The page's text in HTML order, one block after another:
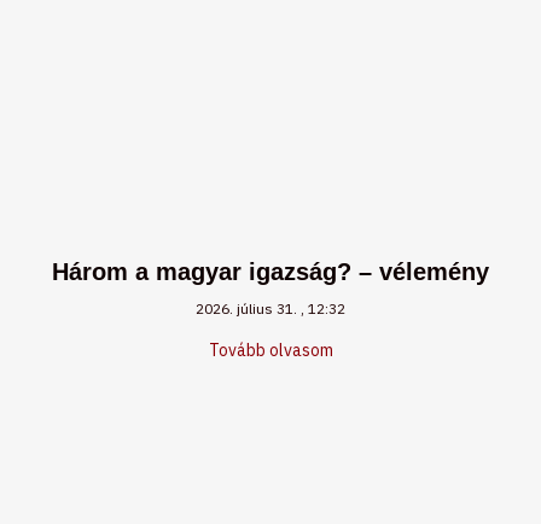
Három a magyar igazság? – vélemény
2026. július 31. 12:32
Tovább olvasom